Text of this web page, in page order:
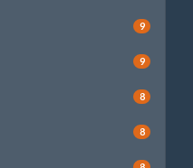
9
9
8
8